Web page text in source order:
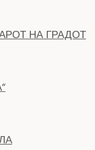
ГОДИНИ